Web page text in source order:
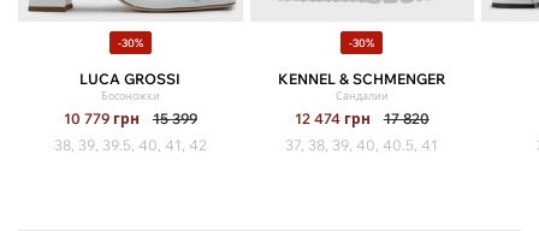
-30%
LUCA GROSSI
Босоножки
10 779 грн
15 399
38, 39, 39.5, 40, 41, 42
-30%
KENNEL & SCHMENGER
Сандалии
12 474 грн
17 820
37, 38, 39, 40, 40.5, 41